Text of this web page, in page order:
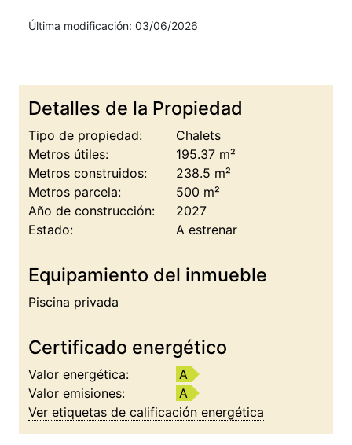
Última modificación: 03/06/2026
Detalles de la Propiedad
Tipo de propiedad:
Chalets
Metros útiles:
195.37 m²
Metros construidos:
238.5 m²
Metros parcela:
500 m²
Año de construcción:
2027
Estado:
A estrenar
Equipamiento del inmueble
Piscina privada
Certificado energético
Valor energética:
A
Valor emisiones:
A
Ver etiquetas de calificación energética